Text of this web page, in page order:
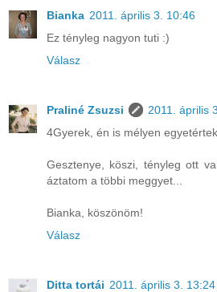
Bianka 2011. április 3. 10:46
Ez tényleg nagyon tuti :)
Válasz
Praliné Zsuzsi
2011. április
4Gyerek, én is mélyen
Gesztenye, köszi, tényleg ott
áztatom a többi meggyet...
Bianka, köszönöm!
Válasz
Ditta tortái 2011. április 3. 13:24